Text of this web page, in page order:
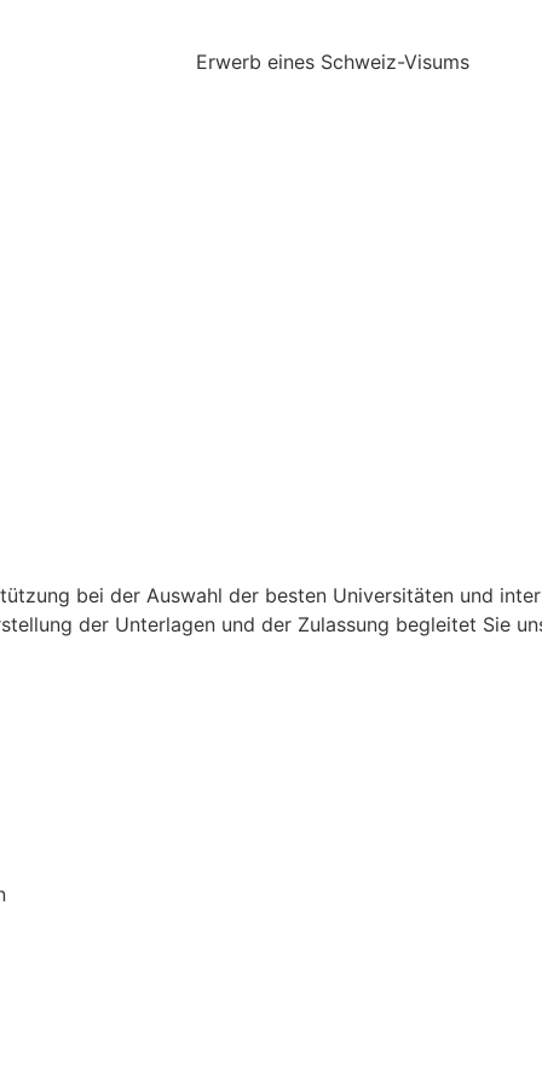
Erwerb eines Schweiz-Visums
bei der Auswahl der besten Universitäten und
der Unterlagen und der Zulassung begleitet Sie